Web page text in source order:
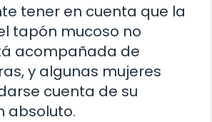
tener en cuenta que la
tapón mucoso no
acompañada de
y algunas mujeres
cuenta de su
absoluto.